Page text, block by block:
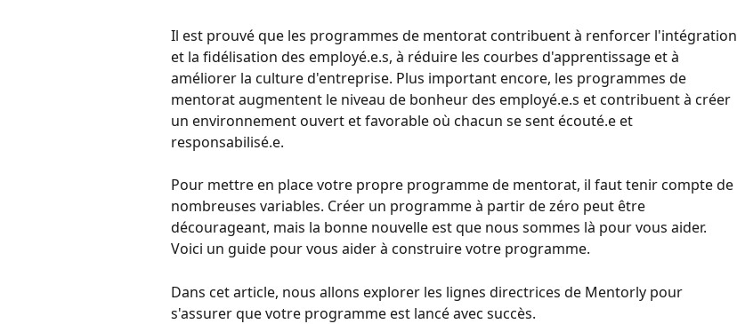
Il est prouvé que les programmes de mentorat contribuent à renforcer l'intégration
et la fidélisation des employé.e.s, à réduire les courbes d'apprentissage et à
améliorer la culture d'entreprise. Plus important encore, les programmes de
mentorat augmentent le niveau de bonheur des employé.e.s et contribuent à créer
un environnement ouvert et favorable où chacun se sent écouté.e et
responsabilisé.e.
Pour mettre en place votre propre programme de mentorat, il faut tenir compte de
nombreuses variables. Créer un programme à partir de zéro peut être
décourageant, mais la bonne nouvelle est que nous sommes là pour vous aider.
Voici un guide pour vous aider à construire votre programme.
Dans cet article, nous allons explorer les lignes directrices de Mentorly pour
s'assurer que votre programme est lancé avec succès.